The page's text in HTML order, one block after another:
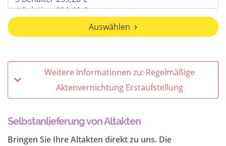
Auswählen
Weitere Informationen zu: Regelmäßige
Aktenvernichtung Erstaufstellung
Selbstanlieferung von Altakten
Bringen Sie Ihre Altakten direkt zu uns. Die